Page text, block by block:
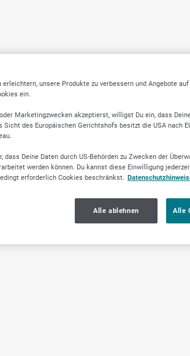
erleichtern, unsere Produkte zu verbessern und Angebote
ein.
Marketingzwecken akzeptierst, willigst Du ein, dass
Sicht des Europäischen Gerichtshofs besitzt die USA nach
dass Deine Daten durch US-Behörden zu Zwecken der
werden können. Du kannst diese Einwilligung
erforderlich Cookies beschränkst.
Alle ablehnen Alle